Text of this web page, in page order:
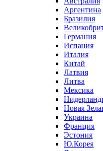
Аргентина
Бразилия
Германия
Испания
Италия
Китай
Латвия
Литва
Мексика
Новая
Украина
Франция
Эстония
Ю.Корея